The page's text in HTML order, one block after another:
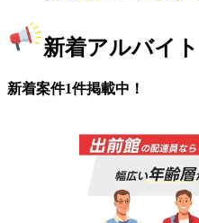
新着アルバイト
新着案件1件掲載中！